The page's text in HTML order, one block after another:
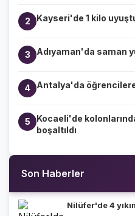
2 Kayseri'de 1 kilo
3 Adıyaman'da saman
4 Antalya'da
5
Kocaeli'de
boşaltıldı
Son Haberler
Nilüfer'de 4